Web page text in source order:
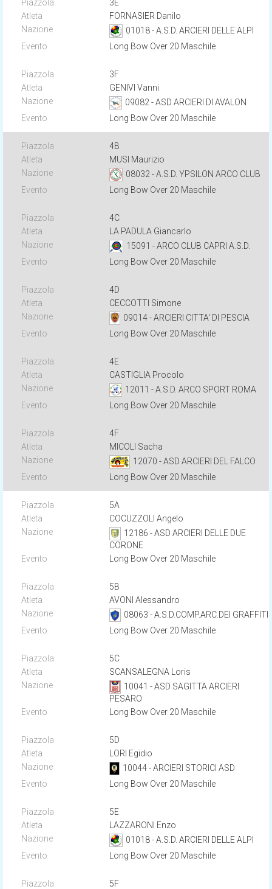
3E
FORNASIER Danilo
01018 - A.S.D. ARCIERI DELLE ALPI
Long Bow Over 20 Maschile
3F
GENIVI Vanni
09082 - ASD ARCIERI DI AVALON
Long Bow Over 20 Maschile
4B
MUSI Maurizio
08032 - A.S.D. YPSILON ARCO CLUB
Long Bow Over 20 Maschile
4C
LA PADULA Giancarlo
15091 - ARCO CLUB CAPRI A.S.D.
Long Bow Over 20 Maschile
4D
CECCOTTI Simone
09014 - ARCIERI CITTA' DI PESCIA
Long Bow Over 20 Maschile
4E
CASTIGLIA Procolo
12011 - A.S.D. ARCO SPORT ROMA
Long Bow Over 20 Maschile
4F
MICOLI Sacha
12070 - ASD ARCIERI DEL FALCO
Long Bow Over 20 Maschile
5A
COCUZZOLI Angelo
12186 - ASD ARCIERI DELLE DUE
CORONE
Long Bow Over 20 Maschile
5B
AVONI Alessandro
08063 - A.S.D.COMP.ARC.DEI GRAFFITI
Long Bow Over 20 Maschile
5C
SCANSALEGNA Loris
10041 - ASD SAGITTA ARCIERI
PESARO
Long Bow Over 20 Maschile
5D
LORI Egidio
10044 - ARCIERI STORICI ASD
Long Bow Over 20 Maschile
5E
LAZZARONI Enzo
01018 - A.S.D. ARCIERI DELLE ALPI
Long Bow Over 20 Maschile
5F